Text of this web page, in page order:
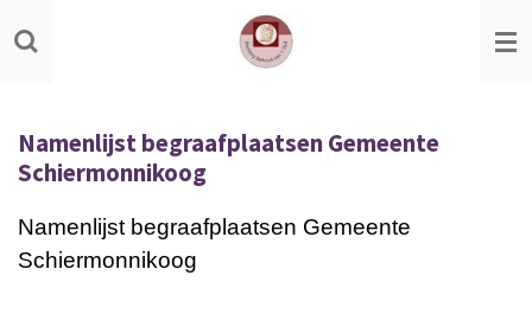
Ga
direct
hoofdinhoud
Namenlijst begraafplaatsen Gemeente
Schiermonnikoog
Namenlijst begraafplaatsen Gemeente
Schiermonnikoog